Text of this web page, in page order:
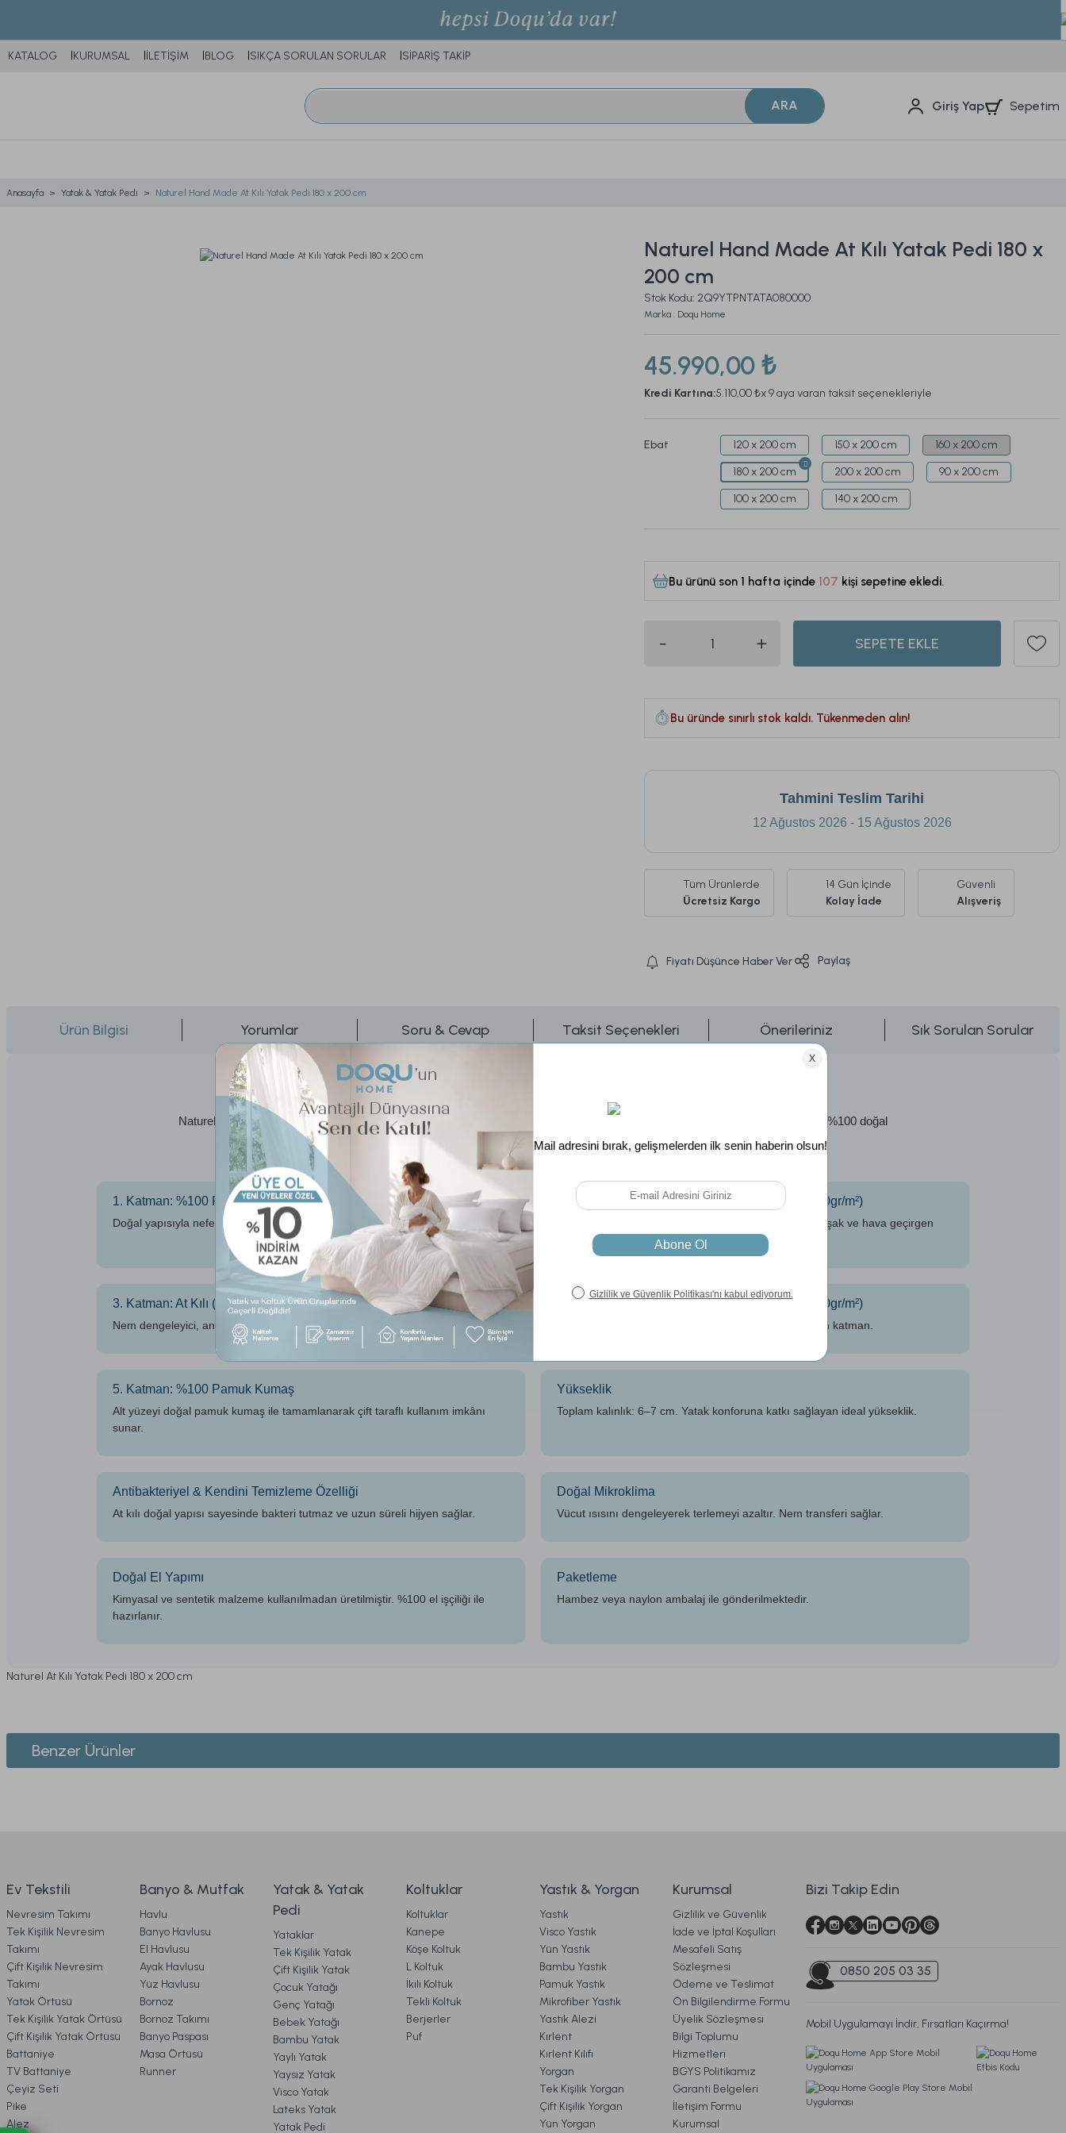
KATALOG KURUMSAL İLETİŞİM BLOG SIKÇA SORULAN SORULAR SİPARİŞ TAKİP
ARA Giriş Yap Sepetim
Anasayfa Yatak & Yatak Pedi Naturel Hand Made At Kılı Yatak Pedi 180 x 200 cm
Naturel Hand Made At Kılı Yatak Pedi 180 x
200 cm
Stok Kodu: 2Q9YTPNTATA080000
Marka : Doqu Home
45.990,00 ₺
Kredi Kartına:5.110,00 ₺x 9 aya varan taksit seçenekleriyle
Ebat 120 x 200 cm 150 x 200 cm
160 x 200 cm
180 x 200 cm
200 x 200 cm
90 x 200 cm
100 x 200 cm
140 x 200 cm
485
Bu ürünü son 1 hafta içinde 107 kişi sepetine ekledi.
SEPETE EKLE
Bu üründe sınırlı stok kaldı. Tükenmeden alın!
Tahmini Teslim Tarihi
12 Ağustos 2026 - 15 Ağustos 2026
Tüm Ürünlerde
Ücretsiz Kargo
14 Gün İçinde
Kolay İade
Güvenli
Alışveriş
Fiyatı Düşünce Haber Ver Paylaş
Ürün Bilgisi Yorumlar Soru & Cevap Taksit Seçenekleri Önerileriniz Sık Sorulan Sorular
Doğal At Kılı Yatak Pedi ile Üstün Konfor
Naturel At Kılı Yatak Pedi, tamamen doğal malzemelerle el işçiliğiyle üretilmiştir. Yüksek nefes alabilirlik, antibakteriyel yapı ve %100 doğal
içerikleriyle sağlıklı bir uyku sunar. Sentetik ve kimyasal içeriklerden uzak durularak tasarlanmıştır.
1. Katman: %100 Pamuk Kumaş
Doğal yapısıyla nefes alabilir, serin tutan ve hipoalerjenik dış yüzey sağlar.
2. Katman: GOTS Sertifikalı Organik Pamuk (500gr/m²)
GOTS sertifikalı yapısıyla çevreye ve cilde dost, yumuşak ve hava geçirgen
katman.
3. Katman: At Kılı (1000gr/m²)
Nem dengeleyici, antibakteriyel ve kendini temizleyebilen doğal at kılı dolgu.
4. Katman: GOTS Sertifikalı Organik Pamuk (500gr/m²)
Ekstra yumuşaklık ve doğal mikrosirkülasyon sağlayan katman.
5. Katman: %100 Pamuk Kumaş
Alt yüzeyi doğal pamuk kumaş ile tamamlanarak çift taraflı kullanım imkânı
sunar.
Yükseklik
Toplam kalınlık: 6–7 cm. Yatak konforuna katkı sağlayan ideal yükseklik.
Antibakteriyel & Kendini Temizleme Özelliği
At kılı doğal yapısı sayesinde bakteri tutmaz ve uzun süreli hijyen sağlar.
Doğal Mikroklima
Vücut ısısını dengeleyerek terlemeyi azaltır. Nem transferi sağlar.
Doğal El Yapımı
Kimyasal ve sentetik malzeme kullanılmadan üretilmiştir. %100 el işçiliği ile
hazırlanır.
Paketleme
Hambez veya naylon ambalaj ile gönderilmektedir.
Naturel At Kılı Yatak Pedi 180 x 200 cm
Yorum Yaz
Soru Sor
Ürün resmi kalitesiz, bozuk veya görüntülenemiyor.
Gönder
5. İADE & DEĞİŞİM
6. ÜRÜN BİLGİLERİ
7. KAMPANYA & İNDİRİMLER
8. MÜŞTERİ HİZMETLERİ
9. YATAK & KOLTUK SİPARİŞ VE İADE İŞLEMLERİ
Benzer Ürünler
49.990,00 TL
Online'a Özel
59.990,00 TL
Online'a Özel
Naturel Hand Made Luxury Latex Coco Baby Yatak 70 x 140 cm
12.990,00 TL
Online'a Özel Ücretsiz Kargo
Naturel Hand Made Latex Wool Baby Yatak 70 x 140 cm
Ücretsiz Kargo
Naturel Hand Made Coco Silk Baby Yatak 70 x 140 cm Naturel Hand Made Yün Yatak Pedi 200 x 200 cm
Ev Tekstili
Nevresim Takımı
Tek Kişilik Nevresim
Takımı
Çift Kişilik Nevresim
Takımı
Yatak Örtüsü
Tek Kişilik Yatak Örtüsü
Çift Kişilik Yatak Örtüsü
Battaniye
TV Battaniye
Çeyiz Seti
Pike
Alez
Banyo & Mutfak
Havlu
Banyo Havlusu
El Havlusu
Ayak Havlusu
Yüz Havlusu
Bornoz
Bornoz Takımı
Banyo Paspası
Masa Örtüsü
Runner
Yatak & Yatak
Pedi
Yataklar
Tek Kişilik Yatak
Çift Kişilik Yatak
Çocuk Yatağı
Genç Yatağı
Bebek Yatağı
Bambu Yatak
Yaylı Yatak
Yaysız Yatak
Visco Yatak
Lateks Yatak
Yatak Pedi
Koltuklar
Koltuklar
Kanepe
Köşe Koltuk
L Koltuk
İkili Koltuk
Tekli Koltuk
Berjerler
Puf
Yastık & Yorgan
Yastık
Visco Yastık
Yün Yastık
Bambu Yastık
Pamuk Yastık
Mikrofiber Yastık
Yastık Alezi
Kırlent
Kırlent Kılıfı
Yorgan
Tek Kişilik Yorgan
Çift Kişilik Yorgan
Yün Yorgan
Kurumsal
Gizlilik ve Güvenlik
İade ve İptal Koşulları
Mesafeli Satış
Sözleşmesi
Ödeme ve Teslimat
Ön Bilgilendirme Formu
Üyelik Sözleşmesi
Bilgi Toplumu
Hizmetleri
BGYS Politikamız
Garanti Belgeleri
İletişim Formu
Kurumsal
Bizi Takip Edin
0850 205 03 35
Mobil Uygulamayı İndir, Fırsatları Kaçırma!